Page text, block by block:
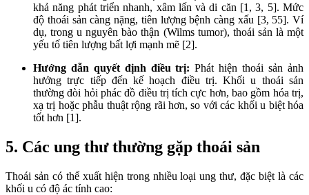
khả năng phát triển nhanh, xâm lấn và di căn [1, 3, 5]. Mức
độ thoái sản càng nặng, tiên lượng bệnh càng xấu [3, 55]. Ví
dụ, trong u nguyên bào thận (Wilms tumor), thoái sản là một
yếu tố tiên lượng bất lợi mạnh mẽ [2].
Hướng dẫn quyết định điều trị: Phát hiện thoái sản ảnh
hưởng trực tiếp đến kế hoạch điều trị. Khối u thoái sản
thường đòi hỏi phác đồ điều trị tích cực hơn, bao gồm hóa trị,
xạ trị hoặc phẫu thuật rộng rãi hơn, so với các khối u biệt hóa
tốt hơn [1].
5. Các ung thư thường gặp thoái sản
Thoái sản có thể xuất hiện trong nhiều loại ung thư, đặc biệt là các
khối u có độ ác tính cao: